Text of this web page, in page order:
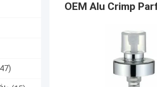
OEM Alu Crimp